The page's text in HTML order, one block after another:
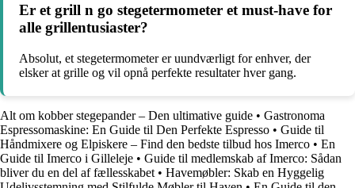
Er et grill n go stegetermometer et must-have for
alle grillentusiaster?
Absolut, et stegetermometer er uundværligt for enhver, der
elsker at grille og vil opnå perfekte resultater hver gang.
Alt om kobber stegepander – Den ultimative guide • Gastronoma
Espressomaskine: En Guide til Den Perfekte Espresso • Guide til
Håndmixere og Elpiskere – Find den bedste tilbud hos Imerco • En
Guide til Imerco i Gilleleje • Guide til medlemskab af Imerco: Sådan
bliver du en del af fællesskabet • Havemøbler: Skab en Hyggelig